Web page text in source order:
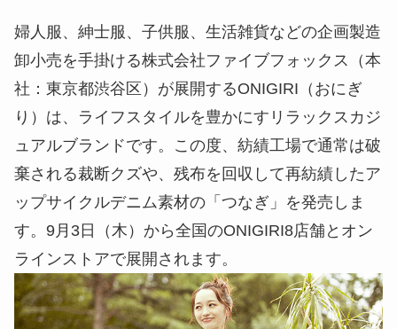
婦人服、紳士服、子供服、生活雑貨などの企画製造
卸小売を手掛ける株式会社ファイブフォックス（本
社：東京都渋谷区）が展開するONIGIRI（おにぎ
り）は、ライフスタイルを豊かにすリラックスカジ
ュアルブランドです。この度、紡績工場で通常は破
棄される裁断クズや、残布を回収して再紡績したア
ップサイクルデニム素材の「つなぎ」を発売しま
す。9月3日（木）から全国のONIGIRI8店舗とオン
ラインストアで展開されます。